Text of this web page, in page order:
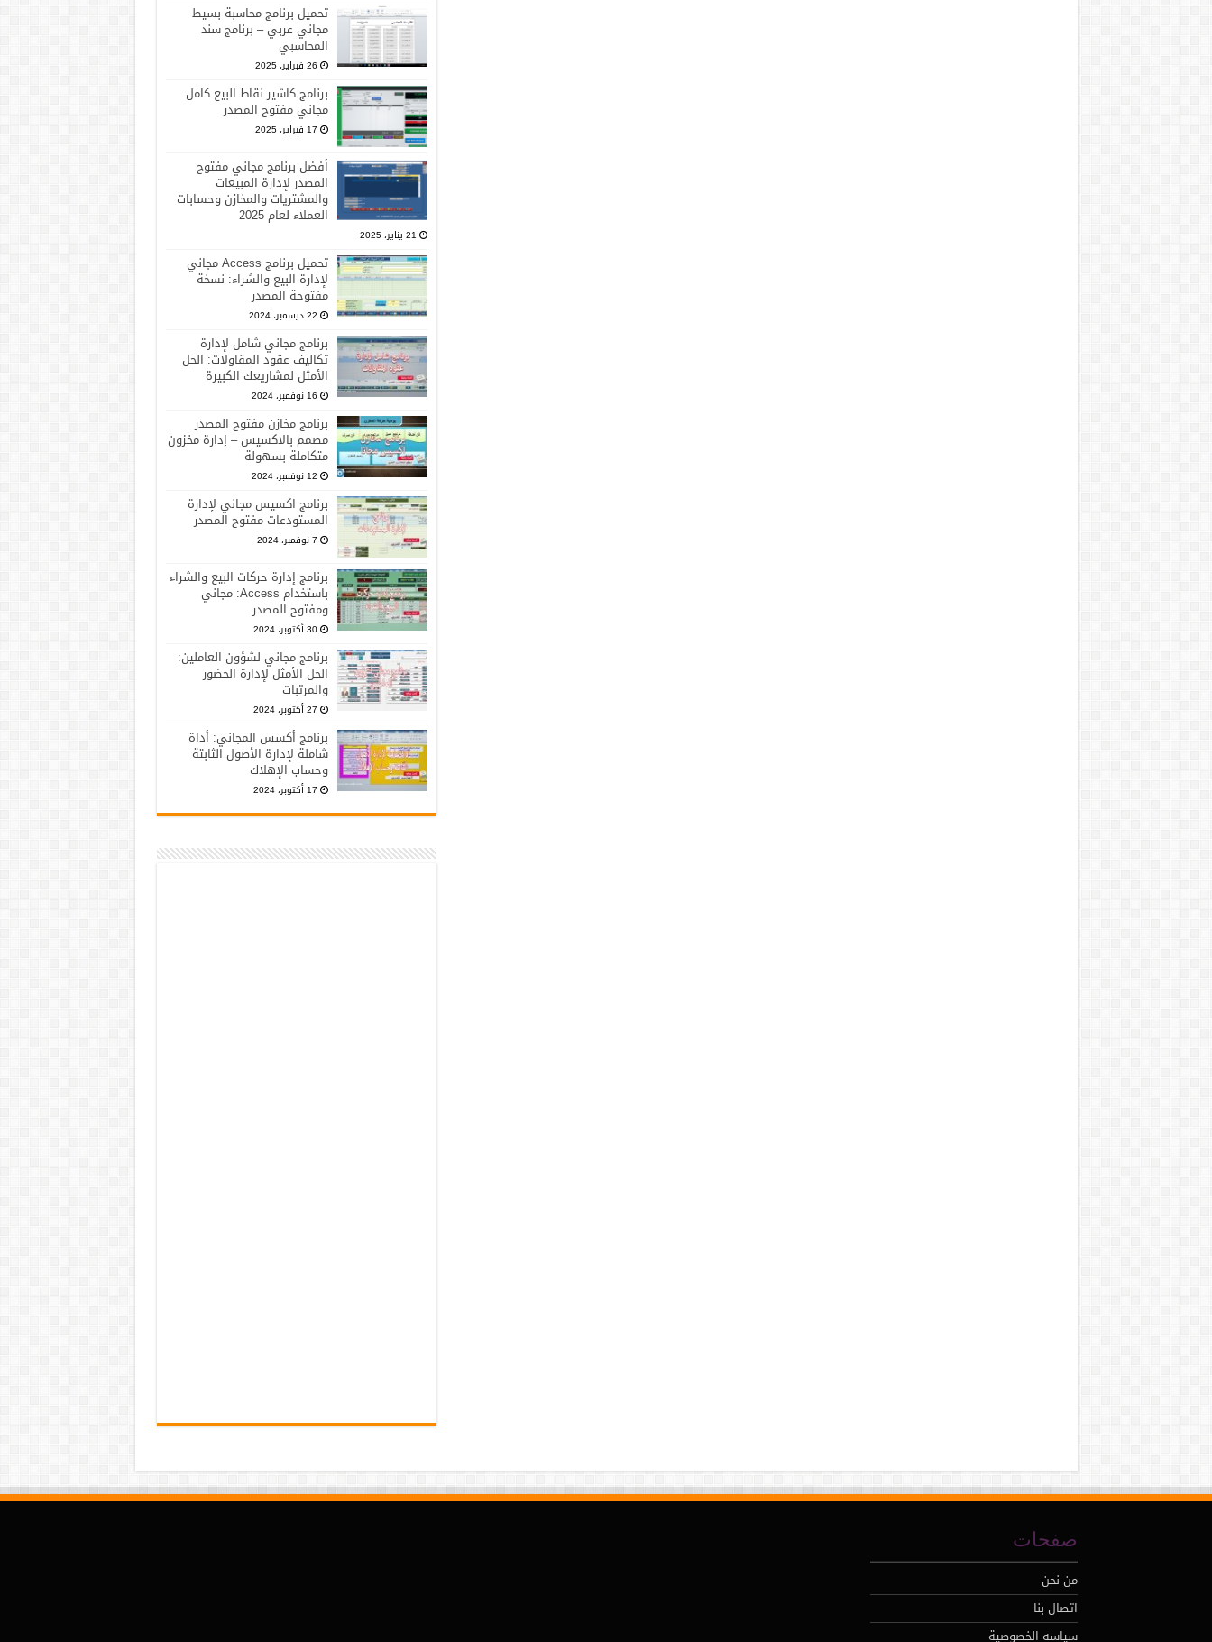
تحميل برنامج محاسبة بسيط
مجاني عربي – برنامج سند
المحاسبي
26 فبراير، 2025
برنامج كاشير نقاط البيع كامل
مجاني مفتوح المصدر
17 فبراير، 2025
أفضل برنامج مجاني مفتوح
المصدر لإدارة المبيعات
والمشتريات والمخازن وحسابات
العملاء لعام 2025
21 يناير، 2025
تحميل برنامج Access مجاني
لإدارة البيع والشراء: نسخة
مفتوحة المصدر
22 ديسمبر، 2024
برنامج مجاني شامل لإدارة
تكاليف عقود المقاولات: الحل
الأمثل لمشاريعك الكبيرة
16 نوفمبر، 2024
برنامج مخازن مفتوح المصدر
مصمم بالاكسيس – إدارة مخزون
متكاملة بسهولة
12 نوفمبر، 2024
برنامج اكسيس مجاني لإدارة
المستودعات مفتوح المصدر
7 نوفمبر، 2024
برنامج إدارة حركات البيع والشراء
باستخدام Access: مجاني
ومفتوح المصدر
30 أكتوبر، 2024
برنامج مجاني لشؤون العاملين:
الحل الأمثل لإدارة الحضور
والمرتبات
27 أكتوبر، 2024
برنامج أكسس المجاني: أداة
شاملة لإدارة الأصول الثابتة
وحساب الإهلاك
17 أكتوبر، 2024
صفحات
من نحن
اتصال بنا
سياسه الخصوصية